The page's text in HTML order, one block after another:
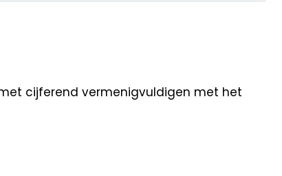
cijferend vermenigvuldigen met het